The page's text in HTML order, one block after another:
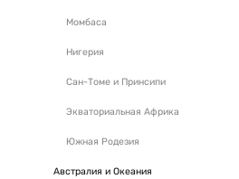
Момбаса
Нигерия
Сан-Томе и Принсипи
Экваториальная Африка
Южная Родезия
Австралия и Океания